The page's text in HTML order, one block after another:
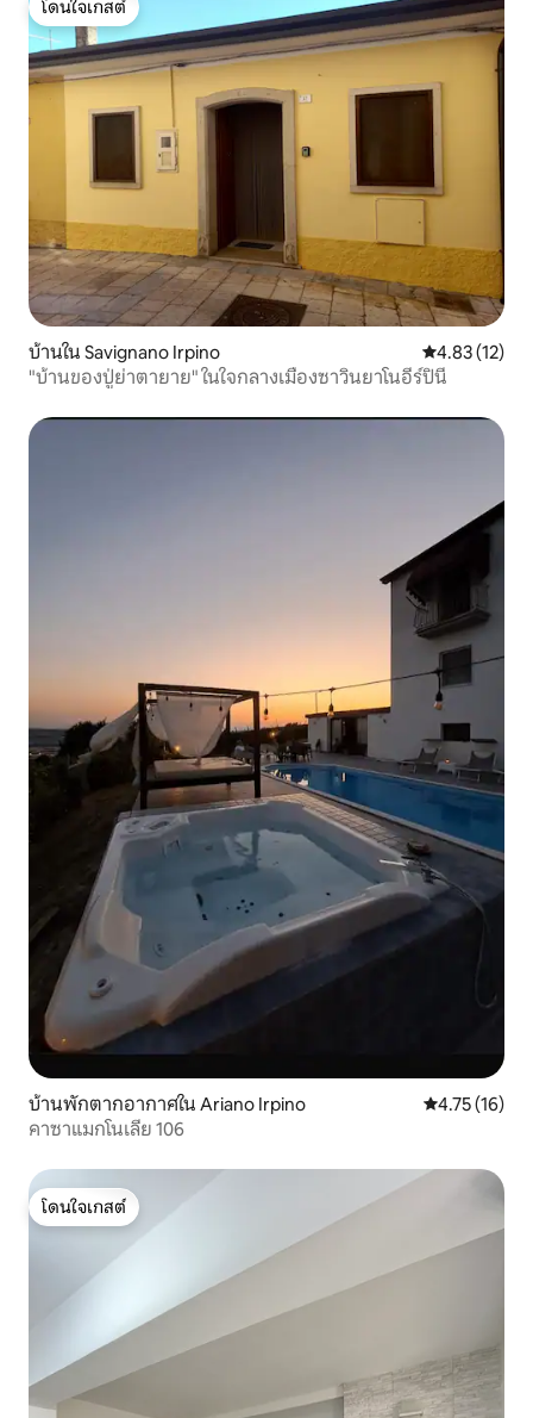
โดนใจเกสต์
โดนใจเกสต์
บ้านใน Savignano Irpino คะแนนเฉลี่ย
4.83 (12)
"บ้านของปู่ย่าตายาย" ในใจกลางเมืองซาวินยาโนอีร์ปินี
บ้านพักตากอากาศใน Ariano Irpino คะแนนเฉลี่ย
4.75 (16)
คาซาแมกโนเลีย 106
โดนใจเกสต์
โดนใจเกสต์